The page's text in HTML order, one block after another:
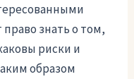
знать о том,
риски и
образом